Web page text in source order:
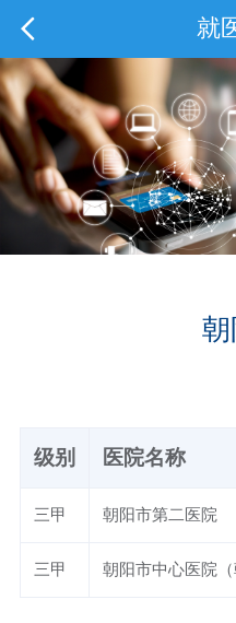
就
级别 医院名称
三甲 朝阳市第二医院
三甲 朝阳市中心医院（